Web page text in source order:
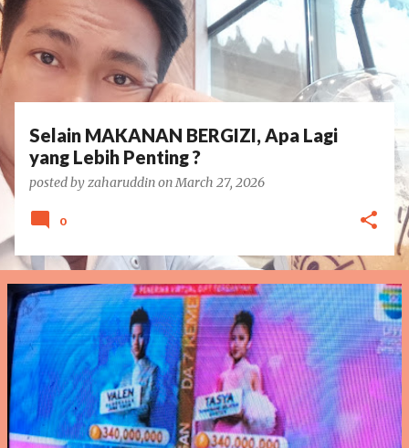
Selain MAKANAN BERGIZI, Apa Lagi
yang Lebih Penting ?
posted byzaharuddinonMarch 27, 2026
0